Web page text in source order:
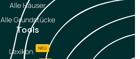
Alle Häuser
Alle Grundstücke
Tools
Lexikon NEU